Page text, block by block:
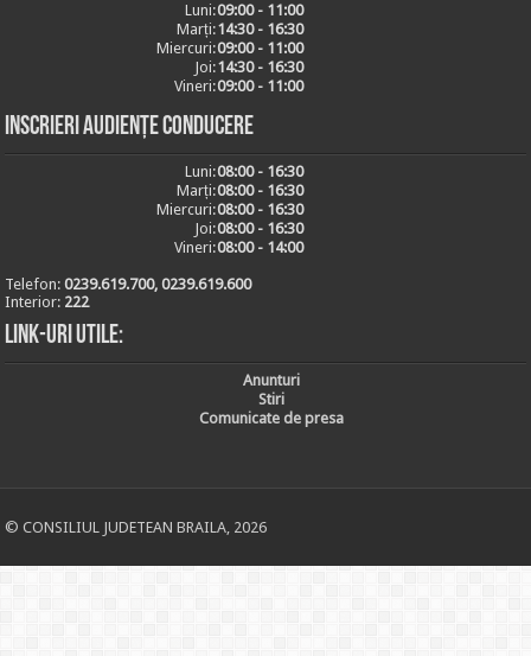
Luni:09:00 - 11:00
Marți:14:30 - 16:30
Miercuri:09:00 - 11:00
Joi:14:30 - 16:30
Vineri:09:00 - 11:00
Inscrieri audiențe conducere
Luni:08:00 - 16:30
Marți:08:00 - 16:30
Miercuri:08:00 - 16:30
Joi:08:00 - 16:30
Vineri:08:00 - 14:00
Telefon:0239.619.700, 0239.619.600
Interior: 222
Link-uri utile:
Anunturi
Stiri
Comunicate de presa
© CONSILIUL JUDETEAN BRAILA, 2026